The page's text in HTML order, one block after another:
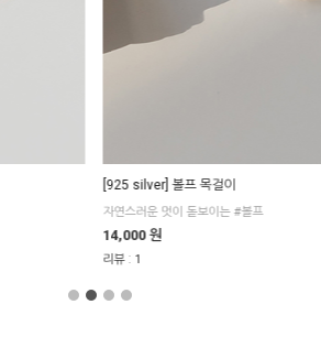
[925 silver] 볼프 목걸이
자연스러운 멋이 돋보이는 #볼프
14,000 원
리뷰: 1